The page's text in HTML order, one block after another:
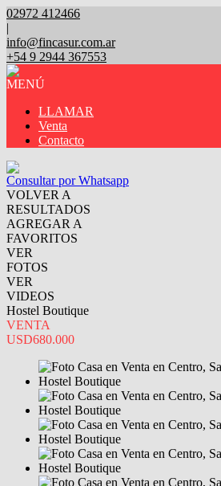
02972 412466
|
info@fincasur.com.ar
+54 9 2944 367553
MENÚ
LLAMAR
Venta
Contacto
Consultar por Whatsapp
VOLVER A
RESULTADOS
AGREGAR A
FAVORITOS
VER
FOTOS
VER
VIDEOS
Hostel Boutique
VENTA
USD680.000